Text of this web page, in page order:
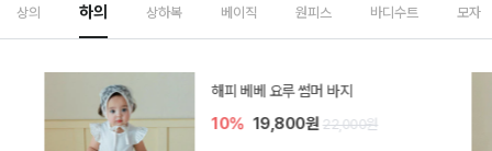
상의 하의 상하복 베이직 원피스 바디수트 모자
[SIZE ~6Y] 델린 린넨 바지
10% 21,600원 24,000원